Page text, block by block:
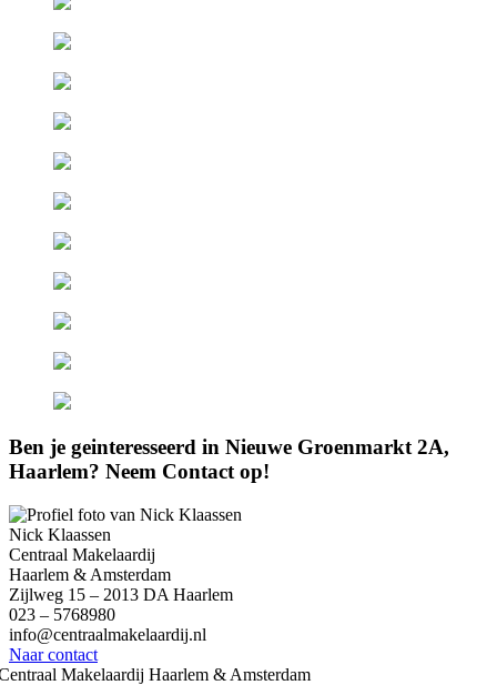
Ben je geinteresseerd in Nieuwe Groenmarkt 2A,
Haarlem? Neem Contact op!
Nick Klaassen
Centraal Makelaardij
Haarlem & Amsterdam
Zijlweg 15 – 2013 DA Haarlem
023 – 5768980
info@centraalmakelaardij.nl
Naar contact
Makelaardij Haarlem & Amsterdam